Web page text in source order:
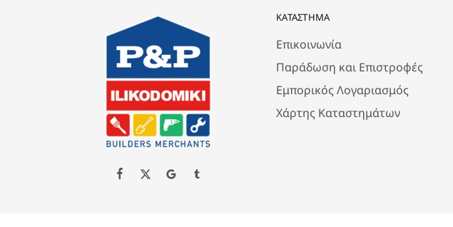
ΚΑΤΆΣΤΗΜΑ
Επικοινωνία
Παράδωση και Επιστροφές
Εμπορικός Λογαριασμός
Χάρτης Καταστημάτων